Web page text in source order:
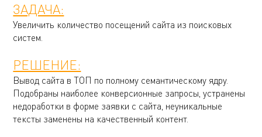
ЗАДАЧА:
Увеличить количество посещений сайта из поисковых
систем.
РЕШЕНИЕ:
Вывод сайта в ТОП по полному семантическому ядру.
Подобраны наиболее конверсионные запросы, устранены
недоработки в форме заявки с сайта, неуникальные
тексты заменены на качественный контент.